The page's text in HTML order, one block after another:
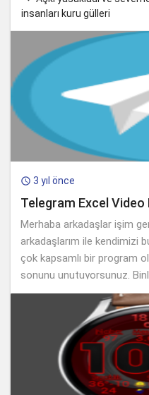
insanları kuru gülleri
 3 yıl önce
Telegram Excel
Merhaba arkadaşlar işim
arkadaşlarım ile kendimizi
çok kapsamlı bir program
sonunu unutuyorsunuz.